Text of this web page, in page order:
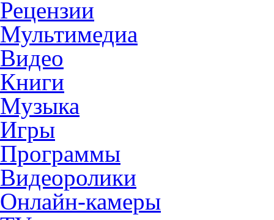
Рецензии
Мультимедиа
Видео
Книги
Музыка
Игры
Программы
Видеоролики
Онлайн-камеры